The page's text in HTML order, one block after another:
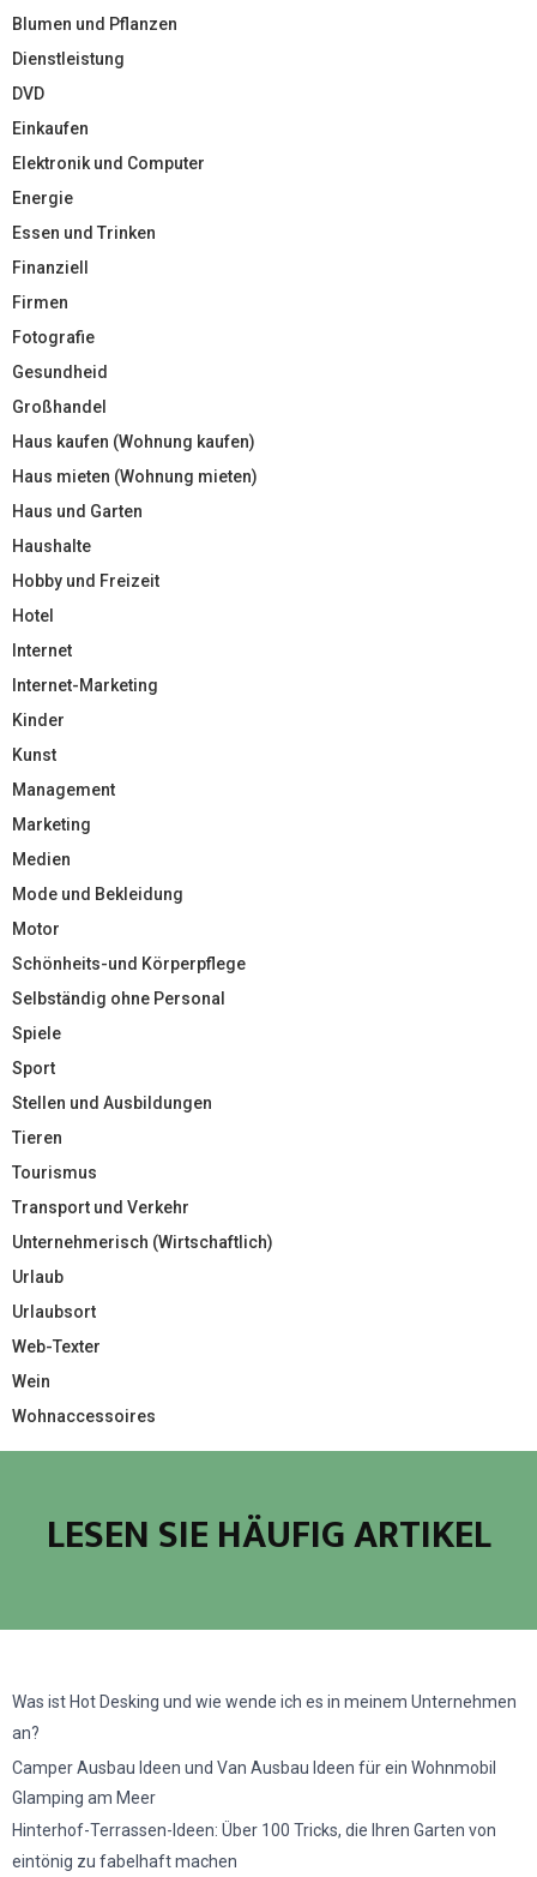
Blumen und Pflanzen
Dienstleistung
DVD
Einkaufen
Elektronik und Computer
Energie
Essen und Trinken
Finanziell
Firmen
Fotografie
Gesundheid
Großhandel
Haus kaufen (Wohnung kaufen)
Haus mieten (Wohnung mieten)
Haus und Garten
Haushalte
Hobby und Freizeit
Hotel
Internet
Internet-Marketing
Kinder
Kunst
Management
Marketing
Medien
Mode und Bekleidung
Motor
Schönheits-und Körperpflege
Selbständig ohne Personal
Spiele
Sport
Stellen und Ausbildungen
Tieren
Tourismus
Transport und Verkehr
Unternehmerisch (Wirtschaftlich)
Urlaub
Urlaubsort
Web-Texter
Wein
Wohnaccessoires
LESEN SIE HÄUFIG ARTIKEL
Was ist Hot Desking und wie wende ich es in meinem Unternehmen
an?
Camper Ausbau Ideen und Van Ausbau Ideen für ein Wohnmobil
Glamping am Meer
Hinterhof-Terrassen-Ideen: Über 100 Tricks, die Ihren Garten von
eintönig zu fabelhaft machen